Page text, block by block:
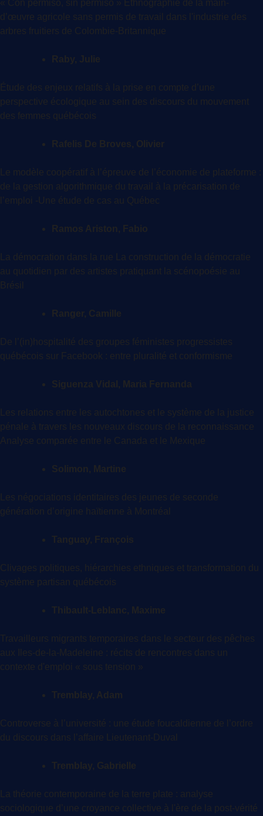
« Con permiso, sin permiso » Ethnographie de la main-
d’œuvre agricole sans permis de travail dans l'industrie des
arbres fruitiers de Colombie-Britannique
Raby, Julie
Étude des enjeux relatifs à la prise en compte d’une
perspective écologique au sein des discours du mouvement
des femmes québécois
Rafelis De Broves, Olivier
Le modèle coopératif à l’épreuve de l’économie de plateforme :
de la gestion algorithmique du travail à la précarisation de
l’emploi -Une étude de cas au Québec
Ramos Ariston, Fabio
La démocration dans la rue La construction de la démocratie
au quotidien par des artistes pratiquant la scénopoésie au
Brésil
Ranger, Camille
De l’(in)hospitalité des groupes féministes progressistes
québécois sur Facebook : entre pluralité et conformisme
Siguenza Vidal, Maria Fernanda
Les relations entre les autochtones et le système de la justice
pénale à travers les nouveaux discours de la reconnaissance
Analyse comparée entre le Canada et le Mexique
Solimon, Martine
Les négociations identitaires des jeunes de seconde
génération d’origine haïtienne à Montréal
Tanguay, François
Clivages politiques, hiérarchies ethniques et transformation du
système partisan québécois
Thibault-Leblanc, Maxime
Travailleurs migrants temporaires dans le secteur des pêches
aux Iles-de-la-Madeleine : récits de rencontres dans un
contexte d'emploi « sous tension »
Tremblay, Adam
Controverse à l’université : une étude foucaldienne de l’ordre
du discours dans l’affaire Lieutenant-Duval
Tremblay, Gabrielle
La théorie contemporaine de la terre plate : analyse
sociologique d’une croyance collective à l'ère de la post-vérité